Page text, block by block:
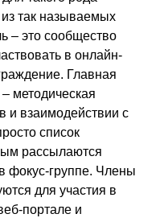
так называемых
– это сообщество
в онлайн-
Главная
методическая
и взаимодействии с
список
рассылаются
фокус-группе. Члены
для участия в
портале и